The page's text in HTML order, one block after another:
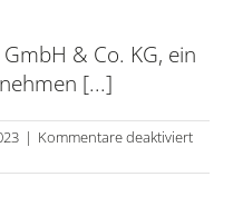
& Co. KG, ein
[...]
| Kommentare deaktiviertfür